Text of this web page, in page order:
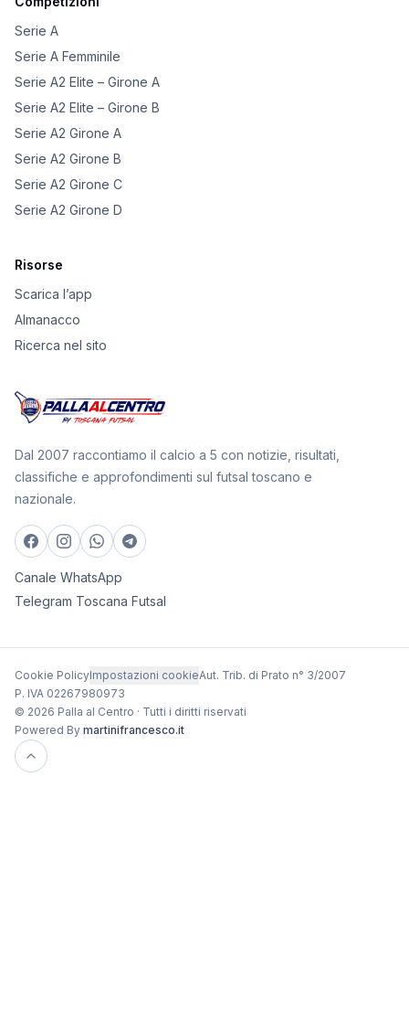
Serie A
Serie A Femminile
Serie A2 Elite – Girone A
Serie A2 Elite – Girone B
Serie A2 Girone A
Serie A2 Girone B
Serie A2 Girone C
Serie A2 Girone D
Risorse
Scarica l’app
Almanacco
Ricerca nel sito
Dal 2007 raccontiamo il calcio a 5 con notizie, risultati,
classifiche e approfondimenti sul futsal toscano e
nazionale.
Canale WhatsApp
Telegram Toscana Futsal
Cookie PolicyImpostazioni cookieAut. Trib. di Prato n° 3/2007
P. IVA 02267980973
© 2026 Palla al Centro · Tutti i diritti riservati
Powered By martinifrancesco.it